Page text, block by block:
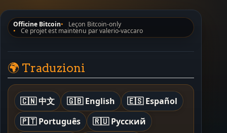
Officine Bitcoin Leçon Bitcoin-only
Ce projet est maintenu par valerio-vaccaro
🌍 Traduzioni
🇨🇳 中文 🇬🇧 English
🇪🇸 Español
🇵🇹 Português
🇷🇺 Русский